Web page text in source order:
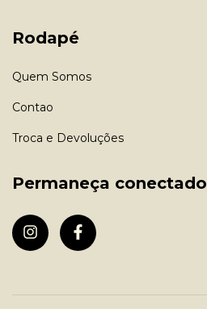
Rodapé
Quem Somos
Contao
Troca e Devoluções
Permaneça conectado